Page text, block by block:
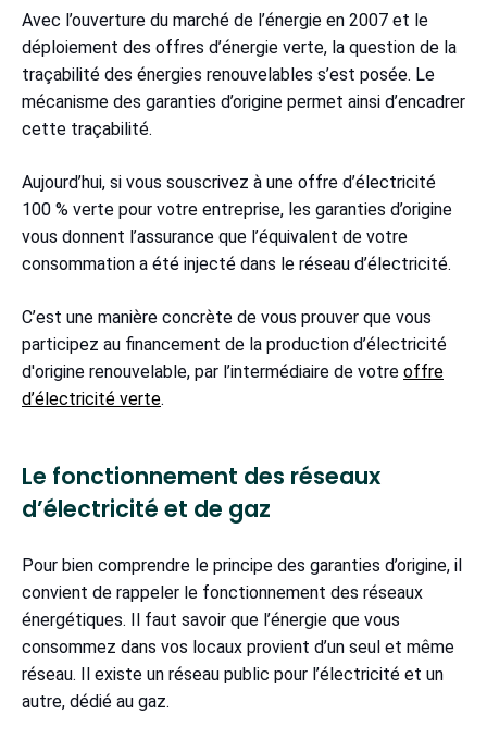
Avec l’ouverture du marché de l’énergie en 2007 et le
déploiement des offres d’énergie verte, la question de la
traçabilité des énergies renouvelables s’est posée. Le
mécanisme des garanties d’origine permet ainsi d’encadrer
cette traçabilité.
Aujourd’hui, si vous souscrivez à une offre d’électricité
100 % verte pour votre entreprise, les garanties d’origine
vous donnent l’assurance que l’équivalent de votre
consommation a été injecté dans le réseau d’électricité.
C’est une manière concrète de vous prouver que vous
participez au financement de la production d’électricité
d'origine renouvelable, par l’intermédiaire de votre offre
d’électricité verte.
Le fonctionnement des réseaux
d’électricité et de gaz
Pour bien comprendre le principe des garanties d’origine, il
convient de rappeler le fonctionnement des réseaux
énergétiques. Il faut savoir que l’énergie que vous
consommez dans vos locaux provient d’un seul et même
réseau. Il existe un réseau public pour l’électricité et un
autre, dédié au gaz.